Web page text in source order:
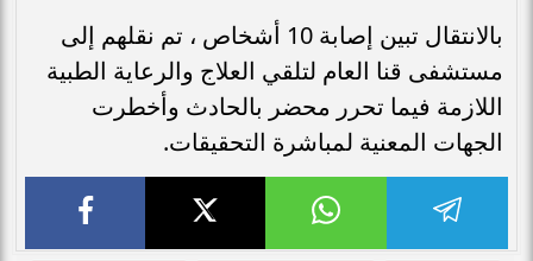
بالانتقال تبين إصابة 10 أشخاص ، تم نقلهم إلى
مستشفى قنا العام لتلقي العلاج والرعاية الطبية
اللازمة فيما تحرر محضر بالحادث وأخطرت
الجهات المعنية لمباشرة التحقيقات.